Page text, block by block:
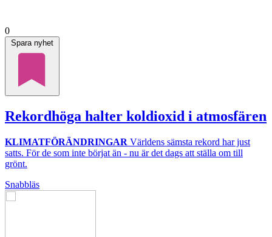
0
Spara nyhet
Rekordhöga halter koldioxid i atmosfären
KLIMATFÖRÄNDRINGAR Världens sämsta rekord har just
satts. För de som inte börjat än - nu är det dags att ställa om till
grönt.
Snabbläs